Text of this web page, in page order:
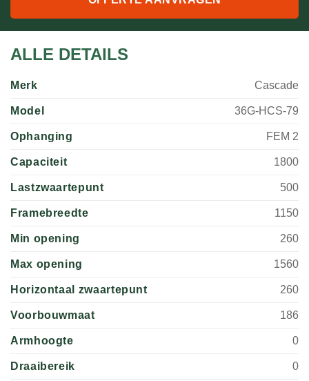
ALLE DETAILS
Merk Cascade
Model 36G-HCS-79
Ophanging FEM 2
Capaciteit 1800
Lastzwaartepunt 500
Framebreedte 1150
Min opening 260
Max opening 1560
Horizontaal zwaartepunt 260
Voorbouwmaat 186
Armhoogte 0
Draaibereik 0